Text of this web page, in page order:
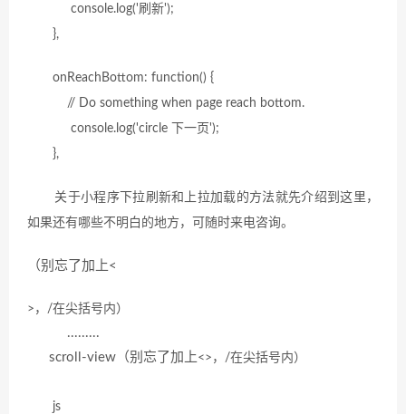
console.log('刷新');
},
onReachBottom: function() {
// Do something when page reach bottom.
console.log('circle 下一页');
},
关于小程序下拉刷新和上拉加载的方法就先介绍到这里，
如果还有哪些不明白的地方，可随时来电咨询。
（别忘了加上<
>， /在尖括号内 ）
.........
scroll-view（别忘了加上<>，/在尖括号内）
js